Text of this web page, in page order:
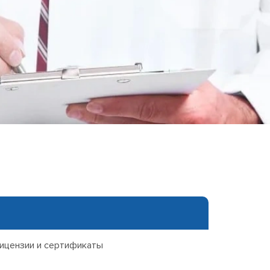
компульсивного
атак
и сертификаты